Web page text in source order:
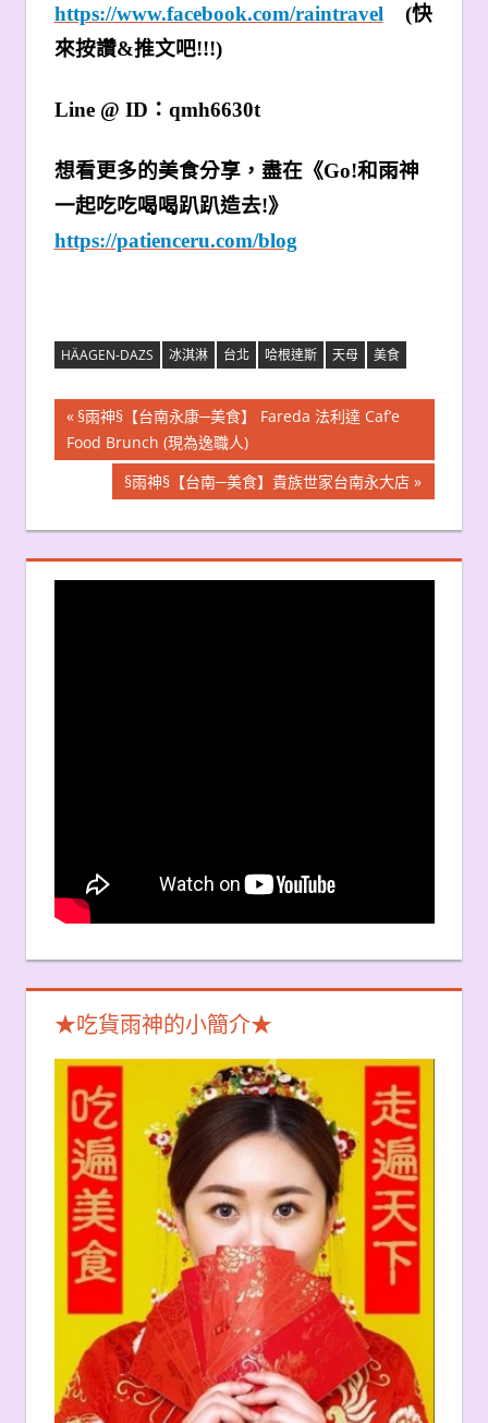
https://www.facebook.com/raintravel
(快
來按讚&推文吧!!!)
Line @ ID ：qmh6630t
想看更多的美食分享，盡在《Go!和雨神
一起吃吃喝喝趴趴造去!》
https://patienceru.com/blog
HÄAGEN-DAZS 冰淇淋 台北 哈根達斯 天母 美食
文
章
覽
Previous
Post:
§雨神§【台南永康─美食】 Fareda 法利達 Caf’e
Food Brunch (現為逸職人)
Next
Post:
§雨神§【台南─美食】貴族世家台南永大店
★吃貨雨神的小簡介★